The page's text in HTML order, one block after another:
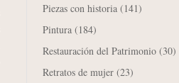
Piezas con historia (141)
Pintura (184)
Restauración del Patrimonio (30)
Retratos de mujer (23)